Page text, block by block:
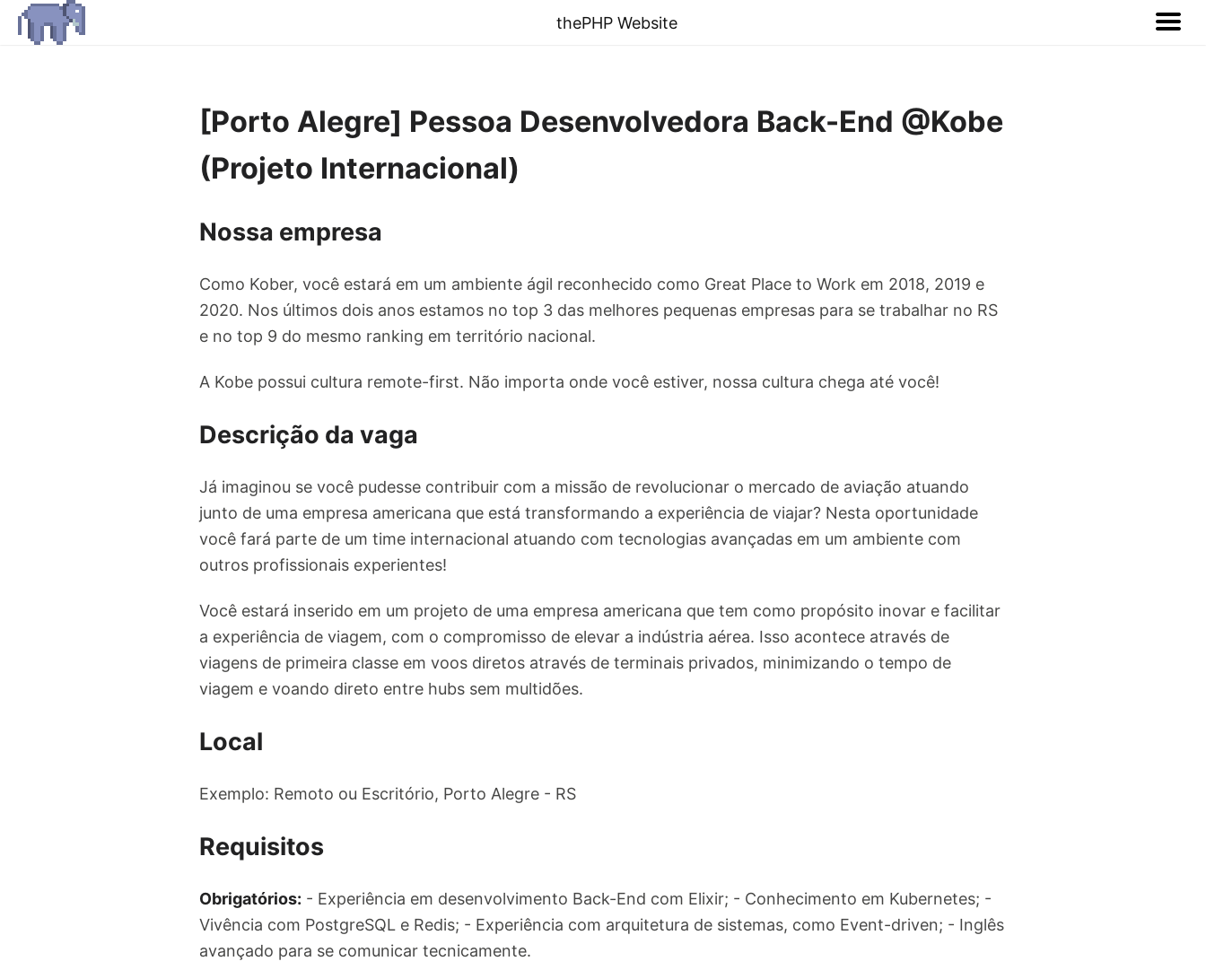
thePHP Website
[Porto Alegre] Pessoa Desenvolvedora Back-End @Kobe
(Projeto Internacional)
Nossa empresa
Como Kober, você estará em um ambiente ágil reconhecido como Great Place to Work em 2018, 2019 e
2020. Nos últimos dois anos estamos no top 3 das melhores pequenas empresas para se trabalhar no RS
e no top 9 do mesmo ranking em território nacional.
A Kobe possui cultura remote-first. Não importa onde você estiver, nossa cultura chega até você!
Descrição da vaga
Já imaginou se você pudesse contribuir com a missão de revolucionar o mercado de aviação atuando
junto de uma empresa americana que está transformando a experiência de viajar? Nesta oportunidade
você fará parte de um time internacional atuando com tecnologias avançadas em um ambiente com
outros profissionais experientes!
Você estará inserido em um projeto de uma empresa americana que tem como propósito inovar e facilitar
a experiência de viagem, com o compromisso de elevar a indústria aérea. Isso acontece através de
viagens de primeira classe em voos diretos através de terminais privados, minimizando o tempo de
viagem e voando direto entre hubs sem multidões.
Local
Exemplo: Remoto ou Escritório, Porto Alegre - RS
Requisitos
Obrigatórios: - Experiência em desenvolvimento Back-End com Elixir; - Conhecimento em Kubernetes; -
Vivência com PostgreSQL e Redis; - Experiência com arquitetura de sistemas, como Event-driven; - Inglês
avançado para se comunicar tecnicamente.